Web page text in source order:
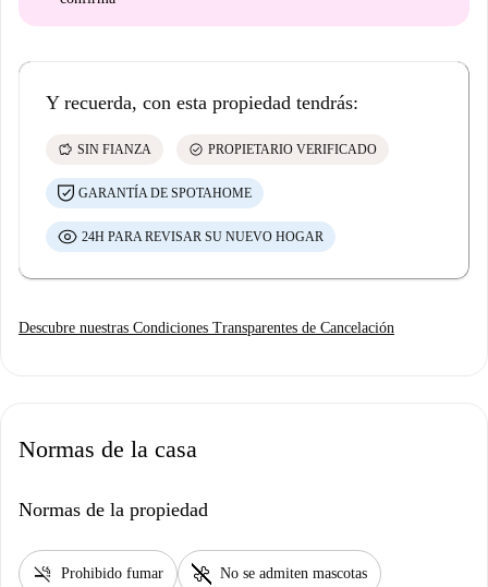
Y recuerda, con esta propiedad tendrás:
savings SIN FIANZA check_circle PROPIETARIO VERIFICADO
GARANTÍA DE SPOTAHOME
24H PARA REVISAR SU NUEVO HOGAR
Descubre nuestras Condiciones Transparentes de Cancelación
Normas de la casa
Normas de la propiedad
smoke_free Prohibido fumar pet_supplies No se admiten mascotas